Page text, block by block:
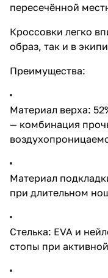
пересечённой
Кроссовки легко
образ, так и в
Преимущества:
Материал верха:
— комбинация
Материал
при длительном
Стелька: EVA и
стопы при